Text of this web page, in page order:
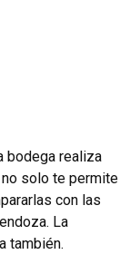
bodega realiza
solo te permite
con las
La
también.